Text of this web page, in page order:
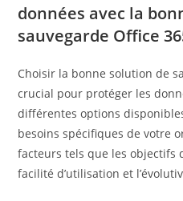
données avec la
sauvegarde Office
Choisir la bonne solution de
crucial pour protéger les
différentes options
besoins spécifiques de votre
facteurs tels que les objectifs
facilité d’utilisation et